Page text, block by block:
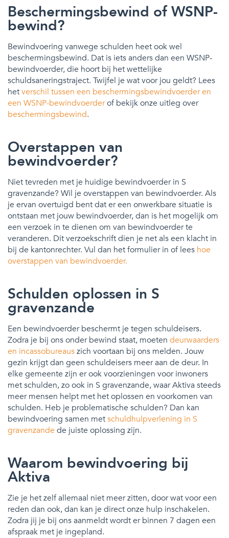
Beschermingsbewind of WSNP-
bewind?
Bewindvoering vanwege schulden heet ook wel
beschermingsbewind. Dat is iets anders dan een WSNP-
bewindvoerder, die hoort bij het wettelijke
schuldsaneringstraject. Twijfel je wat voor jou geldt? Lees
hetverschil tussen een beschermingsbewindvoerder en
een WSNP-bewindvoerderof bekijk onze uitleg over
beschermingsbewind.
Overstappen van
bewindvoerder?
Niet tevreden met je huidige bewindvoerder in S
gravenzande? Wil je overstappen van bewindvoerder. Als
je ervan overtuigd bent dat er een onwerkbare situatie is
ontstaan met jouw bewindvoerder, dan is het mogelijk om
een verzoek in te dienen om van bewindvoerder te
veranderen. Dit verzoekschrift dien je net als een klacht in
bij de kantonrechter. Vul dan het formulier in of lees hoe
overstappen van bewindvoerder.
Schulden oplossen in S
gravenzande
Een bewindvoerder beschermt je tegen schuldeisers.
Zodra je bij ons onder bewind staat, moeten deurwaarders
en incassobureauszich voortaan bij ons melden. Jouw
gezin krijgt dan geen schuldeisers meer aan de deur. In
elke gemeente zijn er ook voorzieningen voor inwoners
met schulden, zo ook in S gravenzande, waar Aktiva steeds
meer mensen helpt met het oplossen en voorkomen van
schulden. Heb je problematische schulden? Dan kan
bewindvoering samen metschuldhulpverlening in S
gravenzande de juiste oplossing zijn.
Waarom bewindvoering bij
Aktiva
Zie je het zelf allemaal niet meer zitten, door wat voor een
reden dan ook, dan kan je direct onze hulp inschakelen.
Zodra jij je bij ons aanmeldt wordt er binnen 7 dagen een
afspraak met je ingepland.